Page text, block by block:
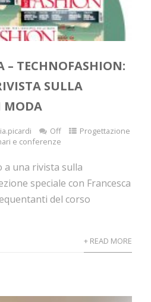
– TECHNOFASHION:
SULLA
MODA
Off
Progettazione
e conferenze
a una rivista sulla
speciale con Francesca
del corso
+ READ MORE